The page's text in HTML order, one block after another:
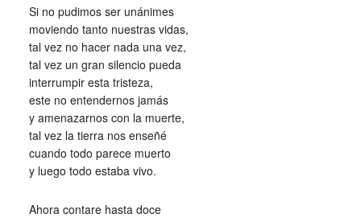
Si no pudimos ser unánimes
moviendo tanto nuestras vidas,
tal vez no hacer nada una vez,
tal vez un gran silencio pueda
interrumpir esta tristeza,
este no entendernos jamás
y amenazarnos con la muerte,
tal vez la tierra nos enseñé
cuando todo parece muerto
y luego todo estaba vivo.
Ahora contare hasta doce